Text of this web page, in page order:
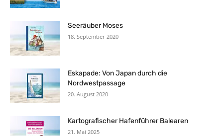
Seeräuber Moses
18. September 2020
Eskapade: Von Japan durch die
Nordwestpassage
20. August 2020
Kartografischer Hafenführer Balearen
21. Mai 2025